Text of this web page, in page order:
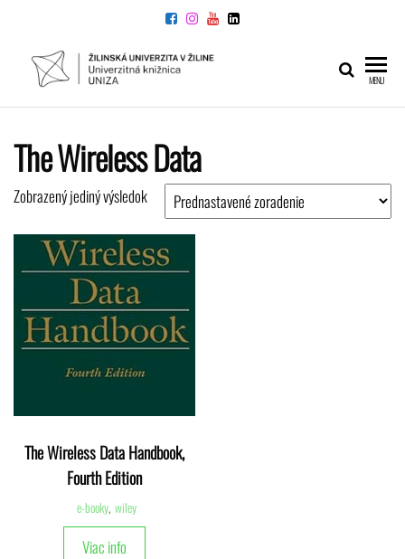
UNIVERZITNÁ
KNIŽNICA
MENU
The Wireless Data
Zobrazený jediný výsledok
The Wireless Data Handbook,
Fourth Edition
e-booky, wiley
Viac info